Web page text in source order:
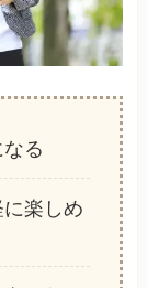
る
楽しめ